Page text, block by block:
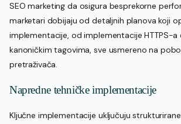
SEO marketing da osigura besprekorne
marketari dobijaju od detaljnih planova koji
implementacije, od implementacije HTTPS-a
kanoničkim tagovima, sve usmereno na
pretraživača.
Napredne tehničke implementacije
Ključne implementacije uključuju